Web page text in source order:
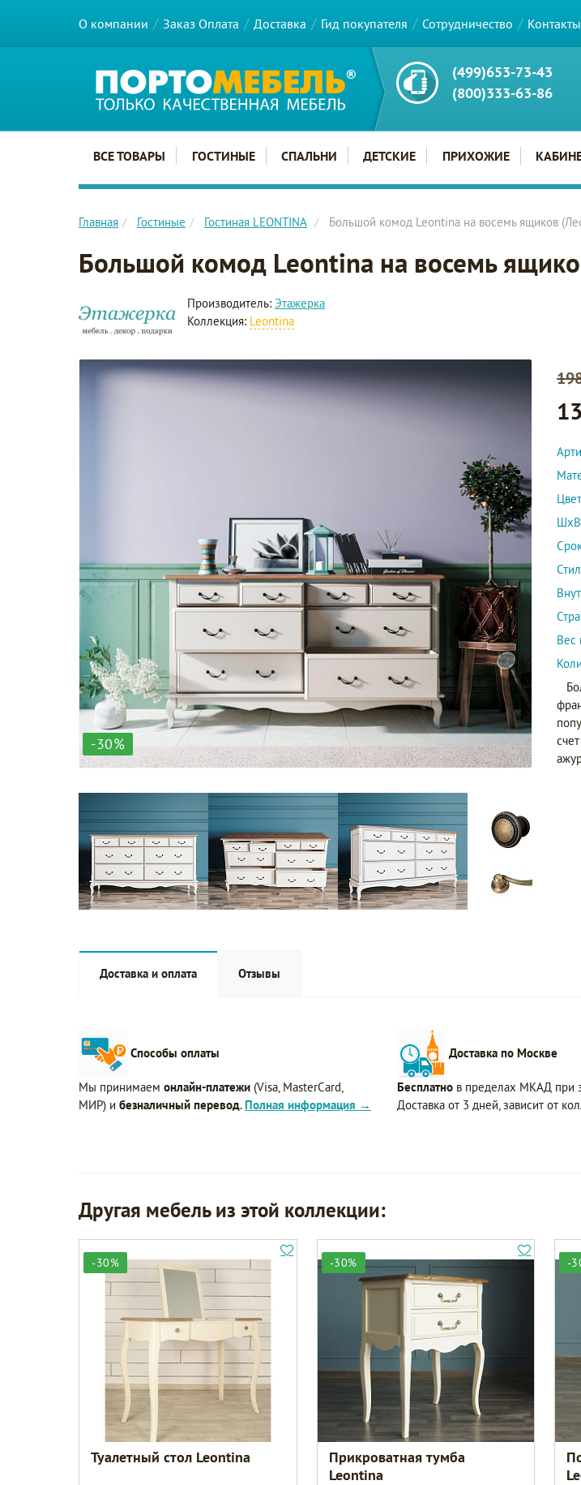
О компании Заказ Оплата Доставка Гид покупателя Сотрудничество Контакты
(499)653-73-43
(800)333-63-86
Главное меню сайта
ВСЕ ТОВАРЫ ГОСТИНЫЕ СПАЛЬНИ ДЕТСКИЕ ПРИХОЖИЕ
Главная Гостиные Гостиная LEONTINA Большой комод Leontina на восемь ящиков
Большой комод Leontina на восемь
Производитель: Этажерка
Коллекция: Leontina
-30%
Вес
Доставка и оплата Отзывы
Способы оплаты
Мы принимаем онлайн-платежи (Visa, MasterCard,
МИР) и безналичный перевод. Полная информация →
Доставка по Москве
Бесплатно в пределах МКАД при
Доставка от 3 дней, зависит от
Другая мебель из этой коллекции:
-30%
Туалетный стол Leontina
-30%
Прикроватная тумба
Leontina
-